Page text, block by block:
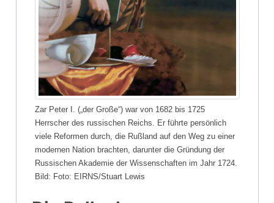
Zar Peter I. („der Große“) war von 1682 bis 1725
Herrscher des russischen Reichs. Er führte persönlich
viele Reformen durch, die Rußland auf den Weg zu einer
modernen Nation brachten, darunter die Gründung der
Russischen Akademie der Wissenschaften im Jahr 1724.
Bild: Foto: EIRNS/Stuart Lewis